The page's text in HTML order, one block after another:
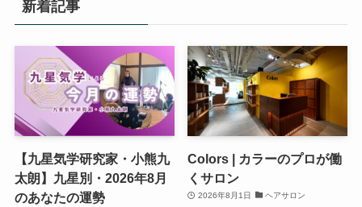
新着記事
【九星気学研究家・小熊九
太朗】九星別・2026年8月
のあなたの運勢
Colors | カラーのプロが働
くサロン
2026年8月1日 ヘアサロン